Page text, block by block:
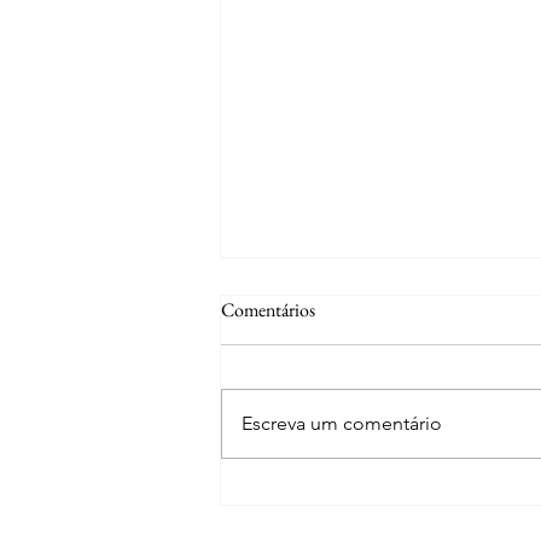
Comentários
Escreva um comentário